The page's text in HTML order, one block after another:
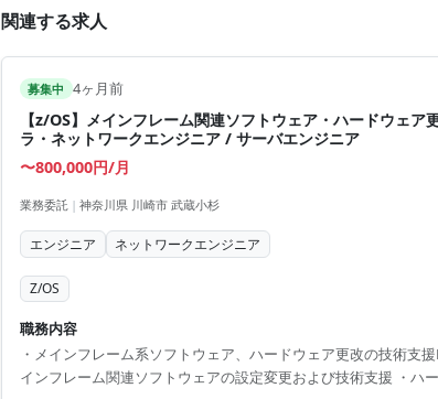
関連する求人
募集中 4ヶ月前
【z/OS】メインフレーム関連ソフトウェア・ハードウェ
ラ・ネットワークエンジニア / サーバエンジニア
〜800,000円/月
業務委託 | 神奈川県 川崎市 武蔵小杉
エンジニア ネットワークエンジニア
Z/OS
職務内容
・メインフレーム系ソフトウェア、ハードウェア更改の技術支
インフレーム関連ソフトウェアの設定変更および技術支援 ・ハ